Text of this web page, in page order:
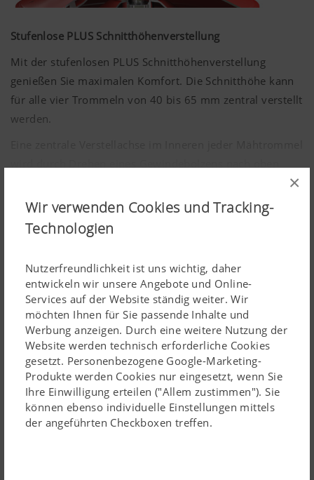
×
Wir verwenden Cookies und Tracking-
Technologien
Nutzerfreundlichkeit ist uns wichtig, daher
entwickeln wir unsere Angebote und Online-
Services auf der Website ständig weiter. Wir
möchten Ihnen für Sie passende Inhalte und
Werbung anzeigen. Durch eine weitere Nutzung der
Website werden technisch erforderliche Cookies
gesetzt. Personenbezogene Google-Marketing-
Produkte werden Cookies nur eingesetzt, wenn Sie
Ihre Einwilligung erteilen ("Allem zustimmen"). Sie
können ebenso individuelle Einstellungen mittels
der angeführten Checkboxen treffen.
Stufenlose PLUS Schnitthöhenverstellung
Mit der stufenlosen PLUS Schnitthöhenverstellung
genießen Sie maximalen Komfort. Die Schnitthöhe kann
für alle vier Trommeln von 40 bis 65 mm zentral verstellt
werden.
drehbaren Gleitteller.
Die Verstellachse selbst rotiert nicht. Dadurch drehen die
Das sorgt für ruhigen Lauf. Der gesamte Verstellbereich
ist dauergeschmiert. Ein Gummibalg verhindert das
Eindringen von Schmutz und Feuchtigkeit. Die
Verstellung bleibt so auch nach jahrelangem Einsatz
leichtgängig.
Die stufenlose PLUS Schnitthöhenverstellung ist optional
für EUROCAT Frontmähwerke erhältlich.
Ausstattung (Mähtrommel)
Maßgeschneiderte Ausstattung
Wir bieten eine umfassende Auswahl an optionalen
Ausstattungsvarianten für unsere EUROCAT Mähwerke.
So können Sie sich Ihr Mähwerk ganz nach Ihren
Wünschen und betrieblichen Anforderungen
zusammenstellen.